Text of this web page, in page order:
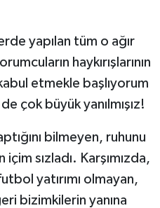
yapılan tüm o ağır
haykırışlarının
etmekle başlıyorum
çok büyük yanılmışız!
bilmeyen, ruhunu
sızladı. Karşımızda,
yatırımı olmayan,
bizimkilerin yanına